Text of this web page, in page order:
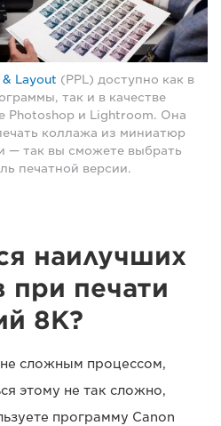
Layout (PPL) доступно как в
так и в качестве
Photoshop и Lightroom. Она
коллажа из миниатюр
— так вы сможете выбрать
печатной версии.
наилучших
при печати
8K?
сложным процессом,
этому не так сложно,
программу Canon